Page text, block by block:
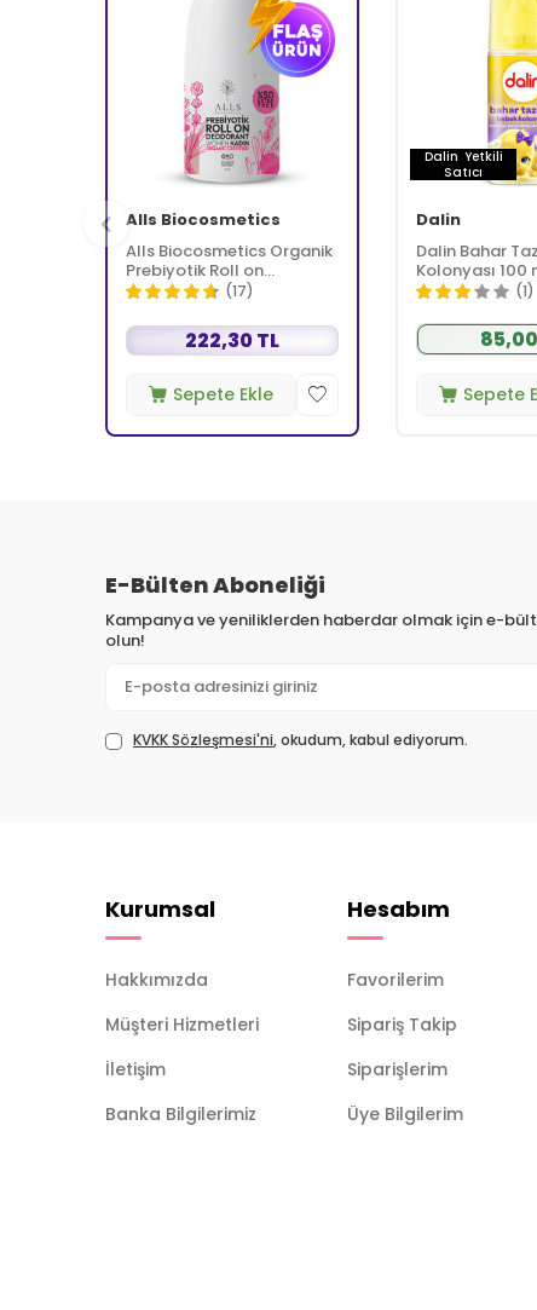
Alls Biocosmetics
Alls Biocosmetics Organik
Prebiyotik Roll on
Deodorant 75 ml -
(17)
222,30 TL
Sepete Ekle
Dalin Yetkili
Satıcı
Dalin
Dalin Bahar
Kolonyası 100
(1)
Sepete
E-Bülten Aboneliği
Kampanya ve yeniliklerden haberdar olmak için e-
olun!
KVKK Sözleşmesi'ni, okudum, kabul ediyorum.
Kurumsal
Hakkımızda
Müşteri Hizmetleri
İletişim
Banka Bilgilerimiz
Hesabım
Favorilerim
Sipariş Takip
Siparişlerim
Üye Bilgilerim